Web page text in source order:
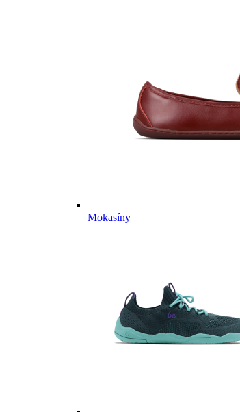
Mokasíny